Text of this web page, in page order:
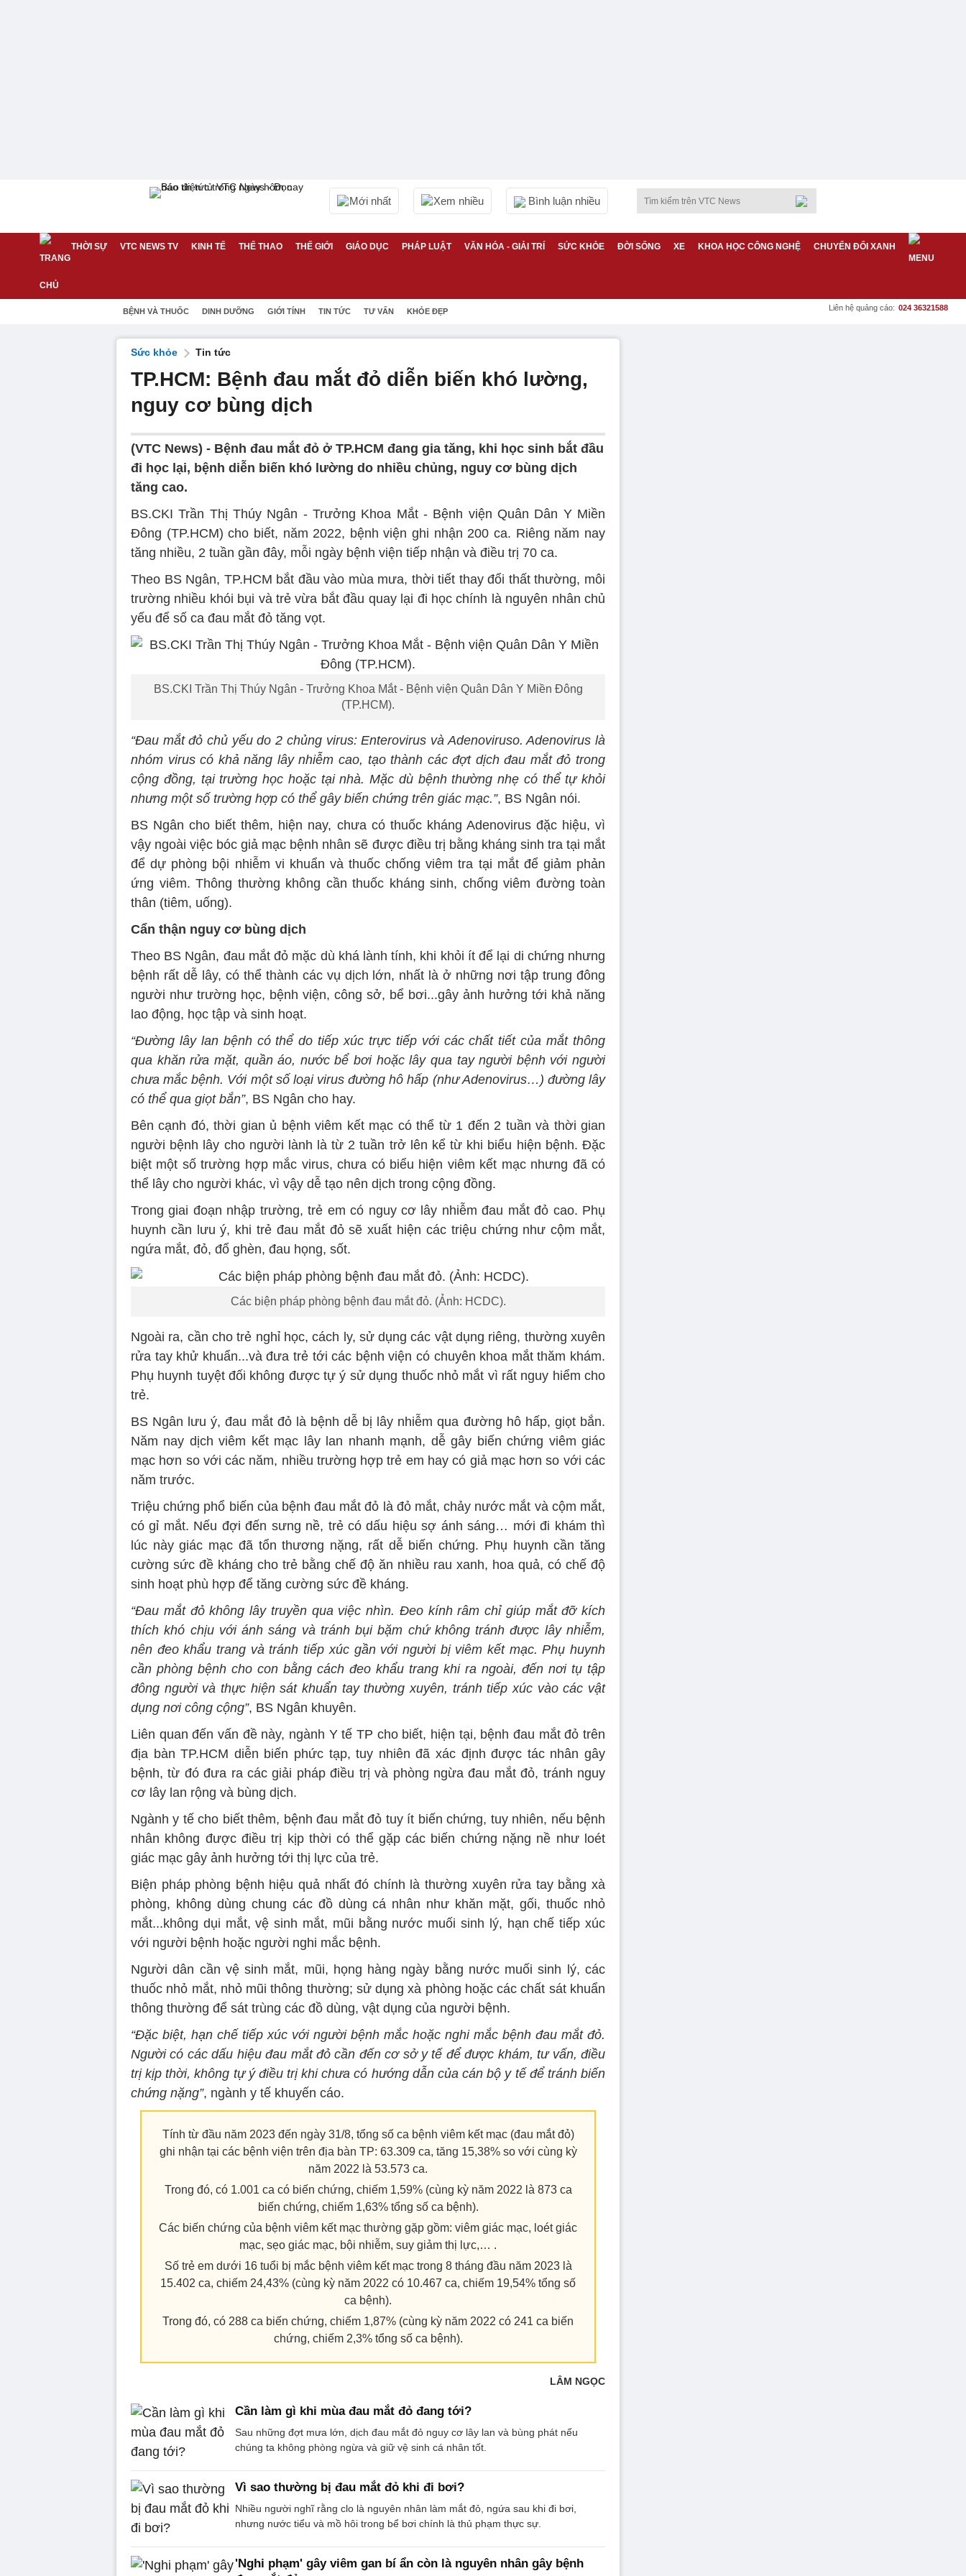
Mới nhất Xem nhiều Bình luận nhiều
THỜI SỰ VTC NEWS TV KINH TẾ THỂ THAO THẾ GIỚI GIÁO DỤC PHÁP LUẬT VĂN HÓA - GIẢI TRÍ SỨC KHỎE ĐỜI SỐNG XE KHOA HỌC CÔNG NGHỆ CHUYỂN ĐỔI XANH
BỆNH VÀ THUỐC DINH DƯỠNG GIỚI TÍNH TIN TỨC TƯ VẤN KHỎE ĐẸP Liên hệ quảng cáo: 024 36321588
Sức khỏe Tin tức
TP.HCM: Bệnh đau mắt đỏ diễn biến khó lường,
nguy cơ bùng dịch
(VTC News) - Bệnh đau mắt đỏ ở TP.HCM đang gia tăng, khi học sinh bắt đầu
đi học lại, bệnh diễn biến khó lường do nhiều chủng, nguy cơ bùng dịch
tăng cao.
BS.CKI Trần Thị Thúy Ngân - Trưởng Khoa Mắt - Bệnh viện Quân Dân Y Miền
Đông (TP.HCM) cho biết, năm 2022, bệnh viện ghi nhận 200 ca. Riêng năm nay
tăng nhiều, 2 tuần gần đây, mỗi ngày bệnh viện tiếp nhận và điều trị 70 ca.
Theo BS Ngân, TP.HCM bắt đầu vào mùa mưa, thời tiết thay đổi thất thường, môi
trường nhiều khói bụi và trẻ vừa bắt đầu quay lại đi học chính là nguyên nhân chủ
yếu để số ca đau mắt đỏ tăng vọt.
BS.CKI Trần Thị Thúy Ngân - Trưởng Khoa Mắt - Bệnh viện Quân Dân Y Miền Đông
(TP.HCM).
“Đau mắt đỏ chủ yếu do 2 chủng virus: Enterovirus và Adenoviruso. Adenovirus là
nhóm virus có khả năng lây nhiễm cao, tạo thành các đợt dịch đau mắt đỏ trong
cộng đồng, tại trường học hoặc tại nhà. Mặc dù bệnh thường nhẹ có thể tự khỏi
nhưng một số trường hợp có thể gây biến chứng trên giác mạc.”, BS Ngân nói.
BS Ngân cho biết thêm, hiện nay, chưa có thuốc kháng Adenovirus đặc hiệu, vì
vậy ngoài việc bóc giả mạc bệnh nhân sẽ được điều trị bằng kháng sinh tra tại mắt
để dự phòng bội nhiễm vi khuẩn và thuốc chống viêm tra tại mắt để giảm phản
ứng viêm. Thông thường không cần thuốc kháng sinh, chống viêm đường toàn
thân (tiêm, uống).
Cẩn thận nguy cơ bùng dịch
Theo BS Ngân, đau mắt đỏ mặc dù khá lành tính, khi khỏi ít để lại di chứng nhưng
bệnh rất dễ lây, có thể thành các vụ dịch lớn, nhất là ở những nơi tập trung đông
người như trường học, bệnh viện, công sở, bể bơi...gây ảnh hưởng tới khả năng
lao động, học tập và sinh hoạt.
“Đường lây lan bệnh có thể do tiếp xúc trực tiếp với các chất tiết của mắt thông
qua khăn rửa mặt, quần áo, nước bể bơi hoặc lây qua tay người bệnh với người
chưa mắc bệnh. Với một số loại virus đường hô hấp (như Adenovirus…) đường lây
có thể qua giọt bắn”, BS Ngân cho hay.
Bên cạnh đó, thời gian ủ bệnh viêm kết mạc có thể từ 1 đến 2 tuần và thời gian
người bệnh lây cho người lành là từ 2 tuần trở lên kể từ khi biểu hiện bệnh. Đặc
biệt một số trường hợp mắc virus, chưa có biểu hiện viêm kết mạc nhưng đã có
thể lây cho người khác, vì vậy dễ tạo nên dịch trong cộng đồng.
Trong giai đoạn nhập trường, trẻ em có nguy cơ lây nhiễm đau mắt đỏ cao. Phụ
huynh cần lưu ý, khi trẻ đau mắt đỏ sẽ xuất hiện các triệu chứng như cộm mắt,
ngứa mắt, đỏ, đổ ghèn, đau họng, sốt.
Các biện pháp phòng bệnh đau mắt đỏ. (Ảnh: HCDC).
Ngoài ra, cần cho trẻ nghỉ học, cách ly, sử dụng các vật dụng riêng, thường xuyên
rửa tay khử khuẩn...và đưa trẻ tới các bệnh viện có chuyên khoa mắt thăm khám.
Phụ huynh tuyệt đối không được tự ý sử dụng thuốc nhỏ mắt vì rất nguy hiểm cho
trẻ.
BS Ngân lưu ý, đau mắt đỏ là bệnh dễ bị lây nhiễm qua đường hô hấp, giọt bắn.
Năm nay dịch viêm kết mạc lây lan nhanh mạnh, dễ gây biến chứng viêm giác
mạc hơn so với các năm, nhiều trường hợp trẻ em hay có giả mạc hơn so với các
năm trước.
Triệu chứng phổ biến của bệnh đau mắt đỏ là đỏ mắt, chảy nước mắt và cộm mắt,
có gỉ mắt. Nếu đợi đến sưng nề, trẻ có dấu hiệu sợ ánh sáng… mới đi khám thì
lúc này giác mạc đã tổn thương nặng, rất dễ biến chứng. Phụ huynh cần tăng
cường sức đề kháng cho trẻ bằng chế độ ăn nhiều rau xanh, hoa quả, có chế độ
sinh hoạt phù hợp để tăng cường sức đề kháng.
“Đau mắt đỏ không lây truyền qua việc nhìn. Đeo kính râm chỉ giúp mắt đỡ kích
thích khó chịu với ánh sáng và tránh bụi bặm chứ không tránh được lây nhiễm,
nên đeo khẩu trang và tránh tiếp xúc gần với người bị viêm kết mạc. Phụ huynh
cần phòng bệnh cho con bằng cách đeo khẩu trang khi ra ngoài, đến nơi tụ tập
đông người và thực hiện sát khuẩn tay thường xuyên, tránh tiếp xúc vào các vật
dụng nơi công cộng”, BS Ngân khuyên.
Liên quan đến vấn đề này, ngành Y tế TP cho biết, hiện tại, bệnh đau mắt đỏ trên
địa bàn TP.HCM diễn biến phức tạp, tuy nhiên đã xác định được tác nhân gây
bệnh, từ đó đưa ra các giải pháp điều trị và phòng ngừa đau mắt đỏ, tránh nguy
cơ lây lan rộng và bùng dịch.
Ngành y tế cho biết thêm, bệnh đau mắt đỏ tuy ít biến chứng, tuy nhiên, nếu bệnh
nhân không được điều trị kịp thời có thể gặp các biến chứng nặng nề như loét
giác mạc gây ảnh hưởng tới thị lực của trẻ.
Biện pháp phòng bệnh hiệu quả nhất đó chính là thường xuyên rửa tay bằng xà
phòng, không dùng chung các đồ dùng cá nhân như khăn mặt, gối, thuốc nhỏ
mắt...không dụi mắt, vệ sinh mắt, mũi bằng nước muối sinh lý, hạn chế tiếp xúc
với người bệnh hoặc người nghi mắc bệnh.
Người dân cần vệ sinh mắt, mũi, họng hàng ngày bằng nước muối sinh lý, các
thuốc nhỏ mắt, nhỏ mũi thông thường; sử dụng xà phòng hoặc các chất sát khuẩn
thông thường để sát trùng các đồ dùng, vật dụng của người bệnh.
“Đặc biệt, hạn chế tiếp xúc với người bệnh mắc hoặc nghi mắc bệnh đau mắt đỏ.
Người có các dấu hiệu đau mắt đỏ cần đến cơ sở y tế để được khám, tư vấn, điều
trị kịp thời, không tự ý điều trị khi chưa có hướng dẫn của cán bộ y tế để tránh biến
chứng nặng”, ngành y tế khuyến cáo.
Tính từ đầu năm 2023 đến ngày 31/8, tổng số ca bệnh viêm kết mạc (đau mắt đỏ)
ghi nhận tại các bệnh viện trên địa bàn TP: 63.309 ca, tăng 15,38% so với cùng kỳ
năm 2022 là 53.573 ca.
Trong đó, có 1.001 ca có biến chứng, chiếm 1,59% (cùng kỳ năm 2022 là 873 ca
biến chứng, chiếm 1,63% tổng số ca bệnh).
Các biến chứng của bệnh viêm kết mạc thường gặp gồm: viêm giác mạc, loét giác
mạc, sẹo giác mạc, bội nhiễm, suy giảm thị lực,… .
Số trẻ em dưới 16 tuổi bị mắc bệnh viêm kết mạc trong 8 tháng đầu năm 2023 là
15.402 ca, chiếm 24,43% (cùng kỳ năm 2022 có 10.467 ca, chiếm 19,54% tổng số
ca bệnh).
Trong đó, có 288 ca biến chứng, chiếm 1,87% (cùng kỳ năm 2022 có 241 ca biến
chứng, chiếm 2,3% tổng số ca bệnh).
LÂM NGỌC
Cần làm gì khi mùa đau mắt đỏ đang tới?
Sau những đợt mưa lớn, dịch đau mắt đỏ nguy cơ lây lan và bùng phát nếu
chúng ta không phòng ngừa và giữ vệ sinh cá nhân tốt.
Vì sao thường bị đau mắt đỏ khi đi bơi?
Nhiều người nghĩ rằng clo là nguyên nhân làm mắt đỏ, ngứa sau khi đi bơi,
nhưng nước tiểu và mồ hôi trong bể bơi chính là thủ phạm thực sự.
'Nghi phạm' gây viêm gan bí ẩn còn là nguyên nhân gây bệnh